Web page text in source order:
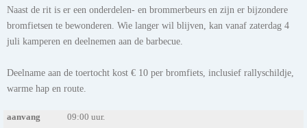
Naast de rit is er een onderdelen- en brommerbeurs en zijn er bijzondere
bromfietsen te bewonderen. Wie langer wil blijven, kan vanaf zaterdag 4
juli kamperen en deelnemen aan de barbecue.
Deelname aan de toertocht kost € 10 per bromfiets, inclusief rallyschildje,
warme hap en route.
aanvang
09:00 uur.